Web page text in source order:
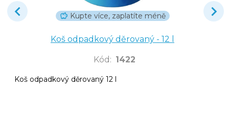
Kupte více, zaplatíte méně
Koš odpadkový děrovaný - 12 l
Kód : 1422
Koš odpadkový děrovaný 12 l